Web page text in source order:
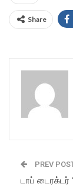
Share
PREV
டாப் டைரக்டர்